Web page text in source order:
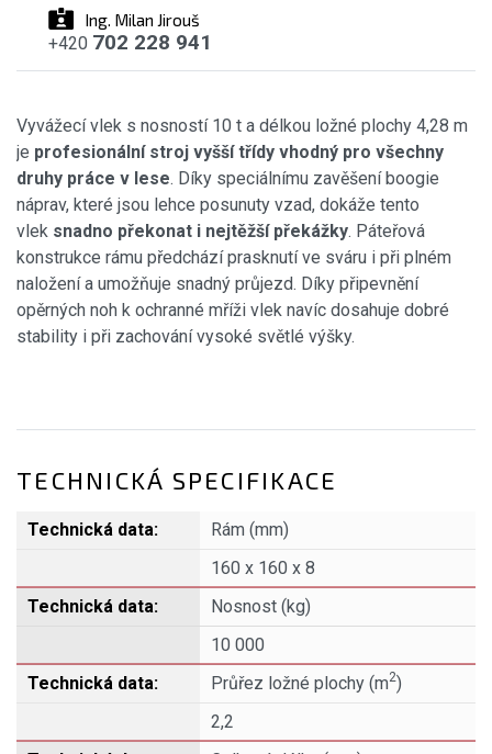
Ing. Milan Jirouš
+420 702 228 941
Vyvážecí vlek s nosností 10 t a délkou ložné plochy 4,28 m
je profesionální stroj vyšší třídy vhodný pro všechny
druhy práce v lese. Díky speciálnímu zavěšení boogie
náprav, které jsou lehce posunuty vzad, dokáže tento
vlek snadno překonat i nejtěžší překážky. Páteřová
konstrukce rámu předchází prasknutí ve sváru i při plném
naložení a umožňuje snadný průjezd. Díky připevnění
opěrných noh k ochranné mříži vlek navíc dosahuje dobré
stability i při zachování vysoké světlé výšky.
TECHNICKÁ SPECIFIKACE
Rám (mm)
160 x 160 x 8
Nosnost (kg)
10 000
Průřez ložné plochy (m2)
2,2